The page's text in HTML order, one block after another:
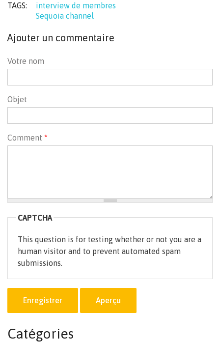
TAGS:
interview de membres
Sequoia channel
Ajouter un commentaire
Votre nom
Objet
Comment *
CAPTCHA
This question is for testing whether or not you are a
human visitor and to prevent automated spam
submissions.
Enregistrer Aperçu
Catégories